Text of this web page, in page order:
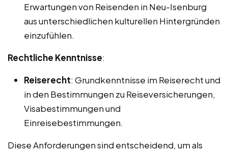
Erwartungen von Reisenden in Neu-Isenburg
aus unterschiedlichen kulturellen Hintergründen
einzufühlen.
Rechtliche Kenntnisse:
Reiserecht: Grundkenntnisse im Reiserecht und
in den Bestimmungen zu Reiseversicherungen,
Visabestimmungen und
Einreisebestimmungen.
Diese Anforderungen sind entscheidend, um als